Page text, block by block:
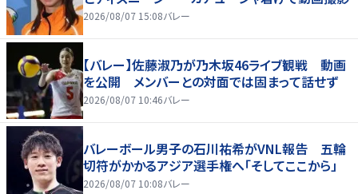
2026/08/07 15:08バレー
【バレー】佐藤淑乃が乃木坂46ライブ観戦 動画
を公開 メンバーとの対面では固まって話せず
2026/08/07 10:46バレー
バレーボール男子の石川祐希がVNL報告 五輪
切符がかかるアジア選手権へ「そしてここから」
2026/08/07 10:08バレー